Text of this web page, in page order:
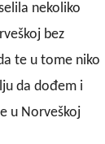
nekoliko
bez
te u tome niko
da dođem i
u Norveškoj